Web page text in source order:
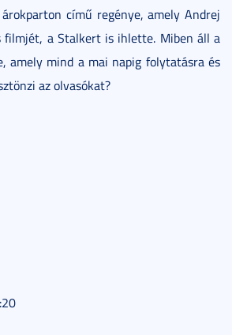
című regénye, amely Andrej
filmjét, a Stalkert is ihlette. Miben áll a
amely mind a mai napig folytatásra és
az olvasókat?